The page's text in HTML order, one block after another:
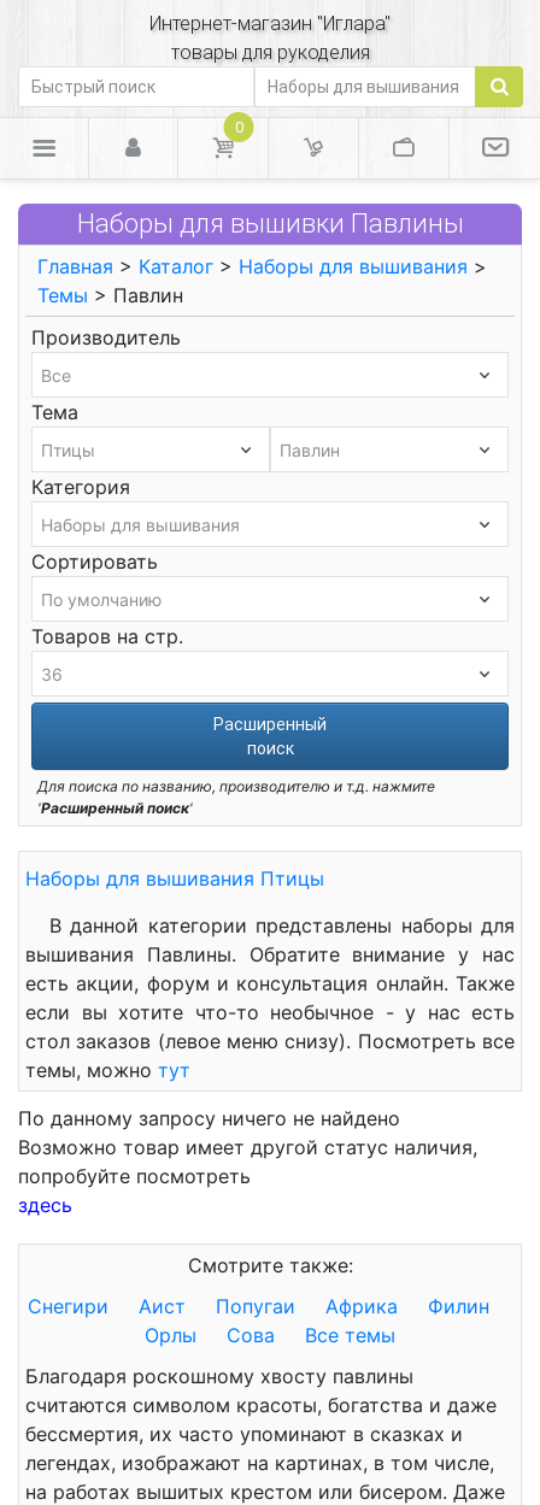
Интернет-магазин "Иглара"
товары для рукоделия
0
Наборы для вышивки Павлины
Главная > Каталог > Наборы для вышивания >
Темы > Павлин
Производитель
Тема
Категория
Сортировать
Товаров на стр.
Расширенный
поиск
Для поиска по названию, производителю и т.д. нажмите
'Расширенный поиск'
Наборы для вышивания Птицы
В данной категории представлены наборы для
вышивания Павлины. Обратите внимание у нас
есть акции, форум и консультация онлайн. Также
если вы хотите что-то необычное - у нас есть
стол заказов (левое меню снизу). Посмотреть все
темы, можно тут
По данному запросу ничего не найдено
Возможно товар имеет другой статус наличия,
попробуйте посмотреть
здесь
Смотрите также:
Снегири
Аист Попугаи Африка
Филин
Орлы
Сова
Все темы
Благодаря роскошному хвосту павлины
считаются символом красоты, богатства и даже
бессмертия, их часто упоминают в сказках и
легендах, изображают на картинах, в том числе,
на работах вышитых крестом или бисером. Даже